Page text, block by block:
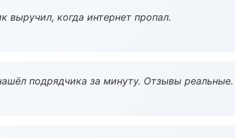
выручил, когда интернет пропал.
подрядчика за минуту. Отзывы реальные.